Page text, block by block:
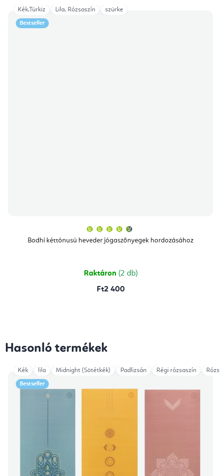
Bestseller
Bodhi kéttónusú heveder jógaszőnyegek hordozásához
átlagos
értékelése
csillag.
Raktáron (2 db)
Ft2 400
Kék,Türkiz Lila, Rózsaszín szürke
Hasonló termékek
Bestseller
Kék lila Midnight (Sötétkék) Padlizsán Régi rózsaszín